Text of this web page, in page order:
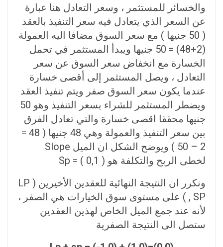
والخسائر للمستثمر ، وسعر التعادل هنا عبارة
عن السعر الذي يتعادل فيه سعر التنفيذ بالعقد
( 50 جنيها ) مع سعر السوق مضافا اليه العمولة
(2+48) = 50 جنيها ويبدأ المستثمر في تحمل
الخسارة مع انخفاض سعر السوق عن سعر
التعادل ، ويصل المستثمر إلى أقصى خسارة
عندما يكون سعر السوق صفر ويتم تنفيذ العقد
ويضطر المستثمر للشراء بسعر التنفيذ وهو 50
جنيها محققا اقصی خسارة والتي تعادل الفرق
بين سعر التنفيذ والعمولة وهي 48 جنيها ( 48 =
2 – 50 ) ويوضح الشكل ان الميل Slope
لخطى الربح والتكلفة هو ( 0,1 ) = Sp
ونكرر ان النتيجة النهائية للعقدين الأخيرين ( LP
, SP ) على مستوى سوق الخيارات هي الصفر ،
لأنه عند جمع الميل الخاص لهذين العقدين
ستصل الى النتيجة الصفرية